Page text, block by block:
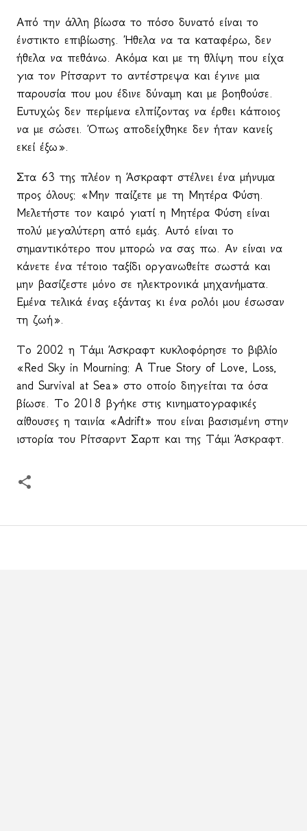
Από την άλλη βίωσα το πόσο δυνατό είναι το
ένστικτο επιβίωσης. Ήθελα να τα καταφέρω, δεν
ήθελα να πεθάνω. Ακόμα και με τη θλίψη που είχα
για τον Ρίτσαρντ το αντέστρεψα και έγινε μια
παρουσία που μου έδινε δύναμη και με βοηθούσε.
Ευτυχώς δεν περίμενα ελπίζοντας να έρθει κάποιος
να με σώσει. Όπως αποδείχθηκε δεν ήταν κανείς
εκεί έξω».
Στα 63 της πλέον η Άσκραφτ στέλνει ένα μήνυμα
προς όλους: «Μην παίζετε με τη Μητέρα Φύση.
Μελετήστε τον καιρό γιατί η Μητέρα Φύση είναι
πολύ μεγαλύτερη από εμάς. Αυτό είναι το
σημαντικότερο που μπορώ να σας πω. Αν είναι να
κάνετε ένα τέτοιο ταξίδι οργανωθείτε σωστά και
μην βασίζεστε μόνο σε ηλεκτρονικά μηχανήματα.
Εμένα τελικά ένας εξάντας κι ένα ρολόι μου έσωσαν
τη ζωή».
Το 2002 η Τάμι Άσκραφτ κυκλοφόρησε το βιβλίο
«Red Sky in Mourning: A True Story of Love, Loss,
and Survival at Sea» στο οποίο διηγείται τα όσα
βίωσε. Το 2018 βγήκε στις κινηματογραφικές
αίθουσες η ταινία «Adrift» που είναι βασισμένη στην
ιστορία του Ρίτσαρντ Σαρπ και της Τάμι Άσκραφτ.